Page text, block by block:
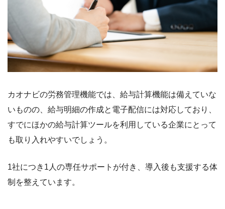
カオナビの労務管理機能では、給与計算機能は備えていな
いものの、給与明細の作成と電子配信には対応しており、
すでにほかの給与計算ツールを利用している企業にとって
も取り入れやすいでしょう。
1社につき1人の専任サポートが付き、導入後も支援する体
制を整えています。